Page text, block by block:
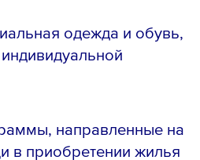
одежда и обувь,
направленные на
в приобретении жилья